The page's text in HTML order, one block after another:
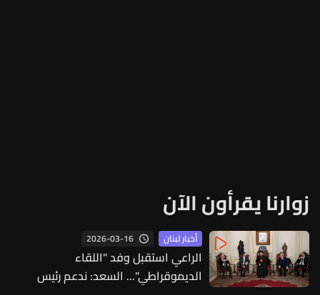
زوارنا يقرأون الآن
أخبار لبنان 2026-03-16
الراعي استقبل وفد "اللقاء
الديموقراطي"... السعد: ندعم رئيس